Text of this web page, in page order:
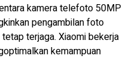
kamera telefoto 50MP
pengambilan foto
terjaga. Xiaomi bekerja
kemampuan